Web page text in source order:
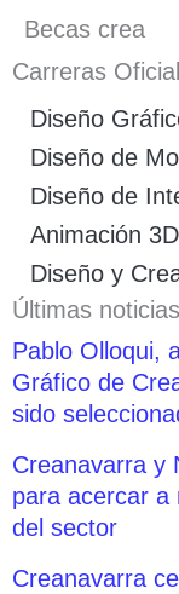
Becas crea
Carreras
Diseño
Diseño de
Diseño de
Animación
Diseño y
Últimas noticias
Pablo Olloqui,
Gráfico de
sido
Creanavarra y
para acercar a
del sector
Creanavarra